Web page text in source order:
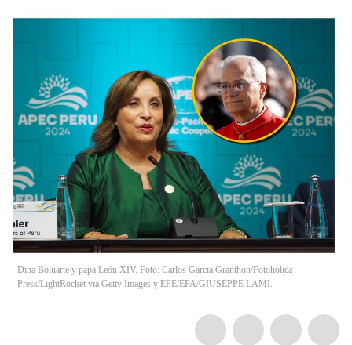
Dina Boluarte y papa León XIV. Foto: Carlos Garcia Granthon/Fotoholica
Press/LightRocket via Getty Images y EFE/EPA/GIUSEPPE LAMI.